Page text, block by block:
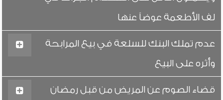
لف الأطعمة عوضاً عنها
عدم تملك البنك للسلعة في بيع المرابحة
وأثره على البيع
قضاء الصوم عن المريض من قبل رمضان